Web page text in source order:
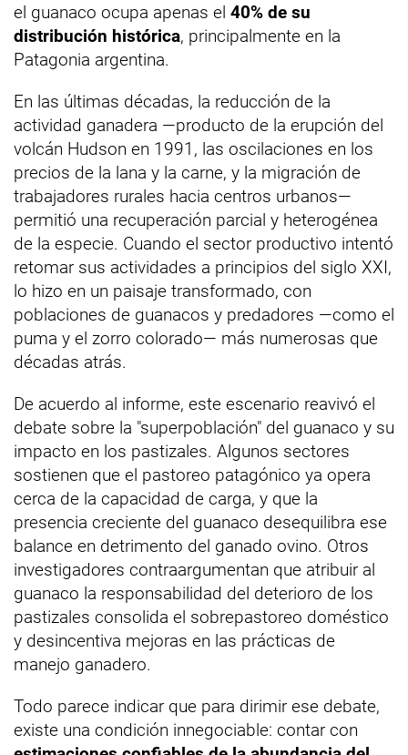
el guanaco ocupa apenas el 40% de su
distribución histórica, principalmente en la
Patagonia argentina.
En las últimas décadas, la reducción de la
actividad ganadera —producto de la erupción del
volcán Hudson en 1991, las oscilaciones en los
precios de la lana y la carne, y la migración de
trabajadores rurales hacia centros urbanos—
permitió una recuperación parcial y heterogénea
de la especie. Cuando el sector productivo intentó
retomar sus actividades a principios del siglo XXI,
lo hizo en un paisaje transformado, con
poblaciones de guanacos y predadores —como el
puma y el zorro colorado— más numerosas que
décadas atrás.
De acuerdo al informe, este escenario reavivó el
debate sobre la "superpoblación" del guanaco y su
impacto en los pastizales. Algunos sectores
sostienen que el pastoreo patagónico ya opera
cerca de la capacidad de carga, y que la
presencia creciente del guanaco desequilibra ese
balance en detrimento del ganado ovino. Otros
investigadores contraargumentan que atribuir al
guanaco la responsabilidad del deterioro de los
pastizales consolida el sobrepastoreo doméstico
y desincentiva mejoras en las prácticas de
manejo ganadero.
Todo parece indicar que para dirimir ese debate,
existe una condición innegociable: contar con